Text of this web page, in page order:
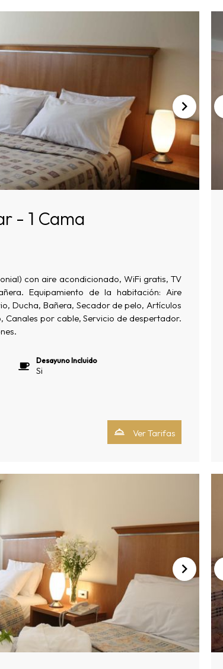
- 1 Cama
con aire acondicionado, WiFi gratis, TV
Equipamiento de la habitación: Aire
Ducha, Bañera, Secador de pelo, Artículos
Canales por cable, Servicio de despertador.
Desayuno Incluido
Si
Ver Tarifas